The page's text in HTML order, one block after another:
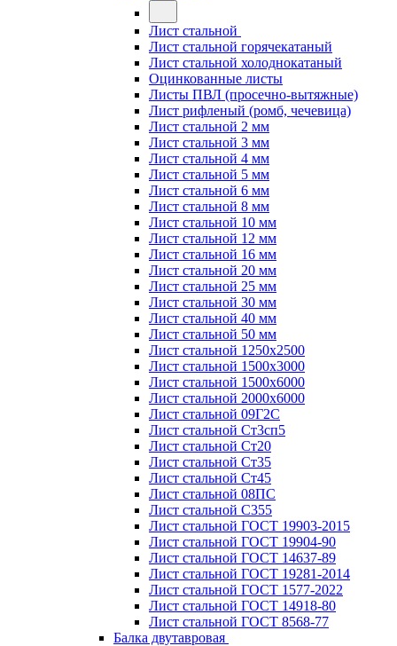
Лист стальной
Лист стальной горячекатаный
Лист стальной холоднокатаный
Оцинкованные листы
Листы ПВЛ (просечно-вытяжные)
Лист рифленый (ромб, чечевица)
Лист стальной 2 мм
Лист стальной 3 мм
Лист стальной 4 мм
Лист стальной 5 мм
Лист стальной 6 мм
Лист стальной 8 мм
Лист стальной 10 мм
Лист стальной 12 мм
Лист стальной 16 мм
Лист стальной 20 мм
Лист стальной 25 мм
Лист стальной 30 мм
Лист стальной 40 мм
Лист стальной 50 мм
Лист стальной 1250х2500
Лист стальной 1500х3000
Лист стальной 1500х6000
Лист стальной 2000х6000
Лист стальной 09Г2С
Лист стальной Ст3сп5
Лист стальной Ст20
Лист стальной Ст35
Лист стальной Ст45
Лист стальной 08ПС
Лист стальной С355
Лист стальной ГОСТ 19903-2015
Лист стальной ГОСТ 19904-90
Лист стальной ГОСТ 14637-89
Лист стальной ГОСТ 19281-2014
Лист стальной ГОСТ 1577-2022
Лист стальной ГОСТ 14918-80
Лист стальной ГОСТ 8568-77
Балка двутавровая